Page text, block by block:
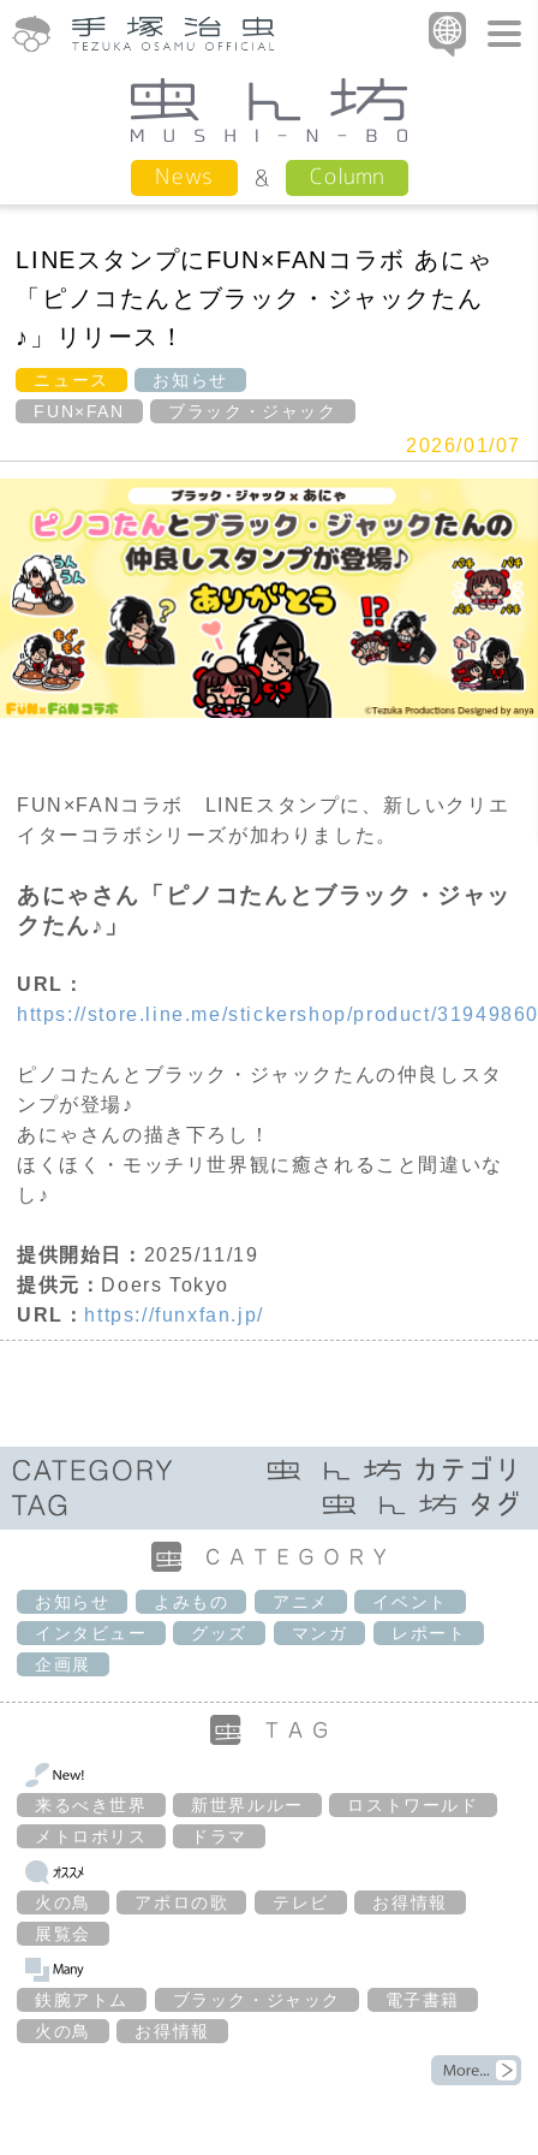
News Column
LINEスタンプにFUN×FANコラボ あにゃ
「ピノコたんとブラック・ジャックたん
♪」リリース！
ニュース
お知らせ
FUN×FAN
ブラック・ジャック
2026/01/07
FUN×FANコラボ LINE スタンプに、新しいクリエ
イターコラボシリーズが加わりました。
あにゃさん「ピノコたんとブラック・ジャッ
クたん♪」
URL：
https://store.line.me/stickershop/product/
ピノコたんとブラック・ジャックたんの仲良しスタ
ンプが登場♪
あにゃさんの描き下ろし！
ほくほく・モッチリ世界観に癒されること間違いな
し♪
提供開始日： 2025/11/19
提供元： Doers Tokyo
URL： https://funxfan.jp/
お知らせ よみもの アニメ
イベント
インタビュー
グッズ マンガ
レポート
企画展
来るべき世界 新世界ルルー
ロストワールド
メトロポリス
ドラマ
火の鳥 アポロの歌 テレビ
お得情報
展覧会
鉄腕アトム ブラック・ジャック
電子書籍
火の鳥
お得情報